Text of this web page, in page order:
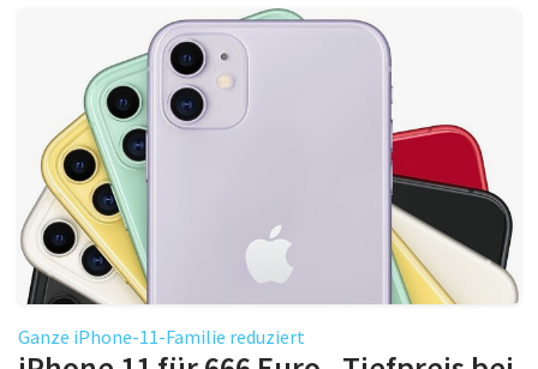
Ganze iPhone-11-Familie reduziert